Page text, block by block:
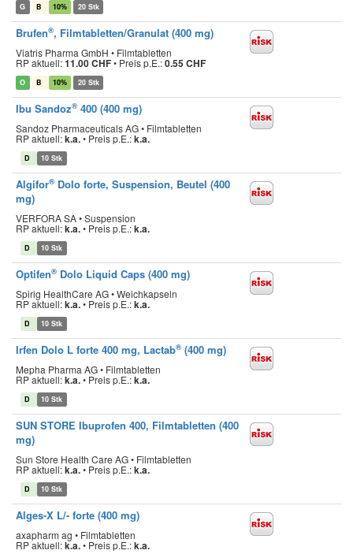
G B 10% 20 Stk
Brufen®, Filmtabletten/Granulat (400 mg)
Viatris Pharma GmbH • Filmtabletten
RP aktuell:11.00 CHF• Preis p.E.:0.55 CHF
O B 10% 20 Stk
Ibu Sandoz® 400 (400 mg)
Sandoz Pharmaceuticals AG • Filmtabletten
RP aktuell:k.a.• Preis p.E.:k.a.
D 10 Stk
Algifor® Dolo forte, Suspension, Beutel (400
mg)
VERFORA SA • Suspension
RP aktuell:k.a.• Preis p.E.:k.a.
D 10 Stk
Optifen® Dolo Liquid Caps (400 mg)
Spirig HealthCare AG • Weichkapseln
RP aktuell:k.a.• Preis p.E.:k.a.
D 10 Stk
Irfen Dolo L forte 400 mg, Lactab® (400 mg)
Mepha Pharma AG • Filmtabletten
RP aktuell:k.a.• Preis p.E.:k.a.
D 10 Stk
SUN STORE Ibuprofen 400, Filmtabletten (400
mg)
Sun Store Health Care AG • Filmtabletten
RP aktuell:k.a.• Preis p.E.:k.a.
D 10 Stk
Alges-X L/- forte (400 mg)
axapharm ag • Filmtabletten
RP aktuell:k.a.• Preis p.E.:k.a.